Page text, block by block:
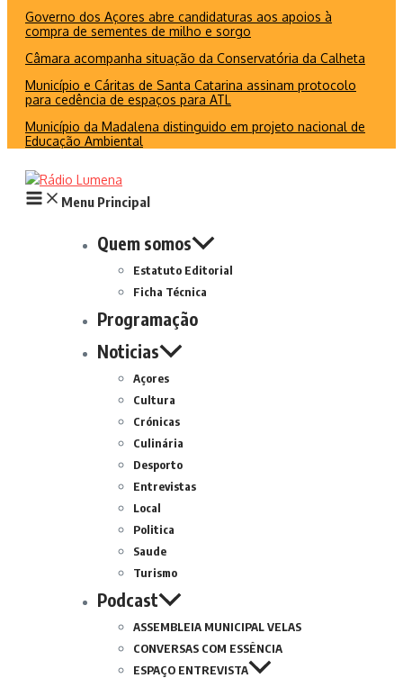
Governo dos Açores abre candidaturas aos apoios à
compra de sementes de milho e sorgo
Câmara acompanha situação da Conservatória da Calheta
Município e Cáritas de Santa Catarina assinam protocolo
para cedência de espaços para ATL
Município da Madalena distinguido em projeto nacional de
Educação Ambiental
Menu Principal
Quem somos
Estatuto Editorial
Ficha Técnica
Programação
Noticias
Açores
Cultura
Crónicas
Culinária
Desporto
Entrevistas
Local
Politica
Saude
Turismo
Podcast
ASSEMBLEIA MUNICIPAL VELAS
CONVERSAS COM ESSÊNCIA
ESPAÇO ENTREVISTA